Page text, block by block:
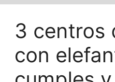
3 centros
con